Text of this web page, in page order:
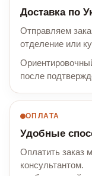
Доставка по
Отправляем
отделение или
после
ОПЛАТА
Удобные
Оплатить заказ
консультантом.